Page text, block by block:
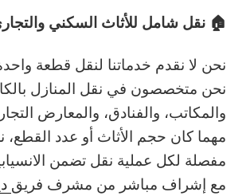
🏠 نقل شامل للأثاث السكني
نحن لا نقدم خدماتنا لنقل قطعة
نحن متخصصون في نقل المنازل
والمكاتب، والفنادق، والمعارض
مهما كان حجم الأثاث أو عدد
مفصلة لكل عملية نقل تضمن
مع إشراف مباشر من مشرف فريق